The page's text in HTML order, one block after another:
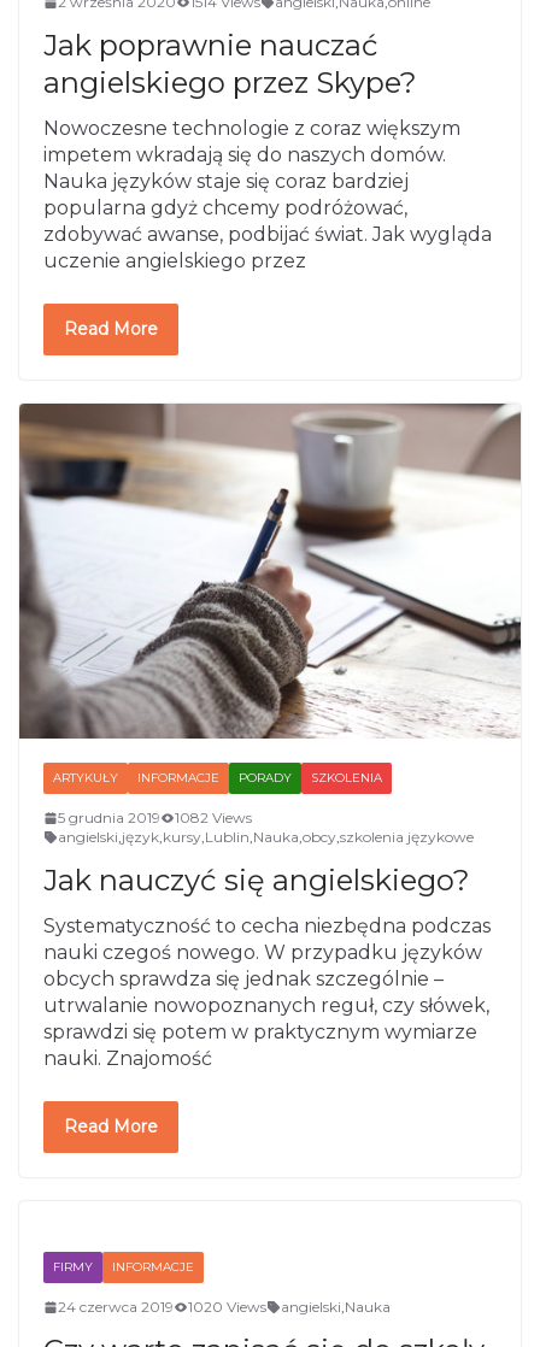
Jak poprawnie nauczać
angielskiego przez Skype?
Nowoczesne technologie z coraz większym
impetem wkradają się do naszych domów.
Nauka języków staje się coraz bardziej
popularna gdyż chcemy podróżować,
zdobywać awanse, podbijać świat. Jak wygląda
uczenie angielskiego przez
Read More
ARTYKUŁY INFORMACJE PORADY SZKOLENIA
5 grudnia 2019
1082 Views
angielski język kursy Lublin Nauka obcy szkolenia językowe
Jak nauczyć się angielskiego?
Systematyczność to cecha niezbędna podczas
nauki czegoś nowego. W przypadku języków
obcych sprawdza się jednak szczególnie –
utrwalanie nowopoznanych reguł, czy słówek,
sprawdzi się potem w praktycznym wymiarze
nauki. Znajomość
Read More
FIRMY INFORMACJE
24 czerwca 2019 1020 Views angielski Nauka